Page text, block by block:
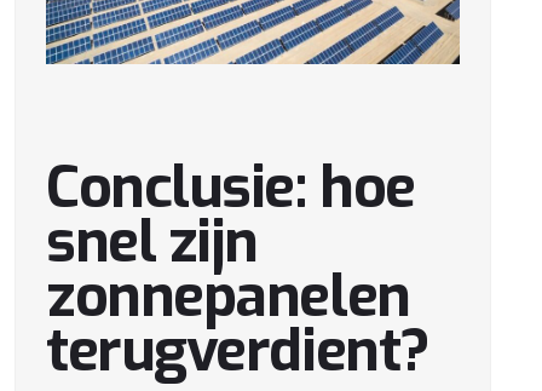
Conclusie: hoe
snel zijn
zonnepanelen
terugverdient?